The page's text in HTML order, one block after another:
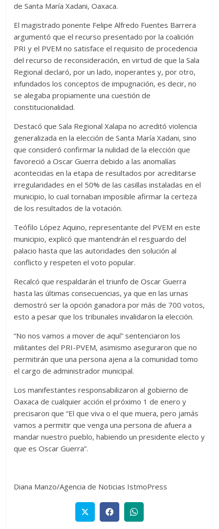
de Santa María Xadani, Oaxaca.
El magistrado ponente Felipe Alfredo Fuentes Barrera
argumentó que el recurso presentado por la coalición
PRI y el PVEM no satisface el requisito de procedencia
del recurso de reconsideración, en virtud de que la Sala
Regional declaró, por un lado, inoperantes y, por otro,
infundados los conceptos de impugnación, es decir, no
se alegaba propiamente una cuestión de
constitucionalidad.
Destacó que Sala Regional Xalapa no acreditó violencia
generalizada en la elección de Santa María Xadani, sino
que consideró confirmar la nulidad de la elección que
favoreció a Oscar Guerra debido a las anomalías
acontecidas en la etapa de resultados por acreditarse
irregularidades en el 50% de las casillas instaladas en el
municipio, lo cual tornaban imposible afirmar la certeza
de los resultados de la votación.
Teófilo López Aquino, representante del PVEM en este
municipio, explicó que mantendrán el resguardo del
palacio hasta que las autoridades den solución al
conflicto y respeten el voto popular.
Recalcó que respaldarán el triunfo de Oscar Guerra
hasta las últimas consecuencias, ya que en las urnas
demostró ser la opción ganadora por más de 700 votos,
esto a pesar que los tribunales invalidaron la elección.
“No nos vamos a mover de aquí” sentenciaron los
militantes del PRI-PVEM, asimismo aseguraron que no
permitirán que una persona ajena a la comunidad tomo
el cargo de administrador municipal.
Los manifestantes responsabilizaron al gobierno de
Oaxaca de cualquier acción el próximo 1 de enero y
precisaron que “El que viva o el que muera, pero jamás
vamos a permitir que venga una persona de afuera a
mandar nuestro pueblo, habiendo un presidente electo y
que es Oscar Guerra”.
Diana Manzo/Agencia de Noticias IstmoPress